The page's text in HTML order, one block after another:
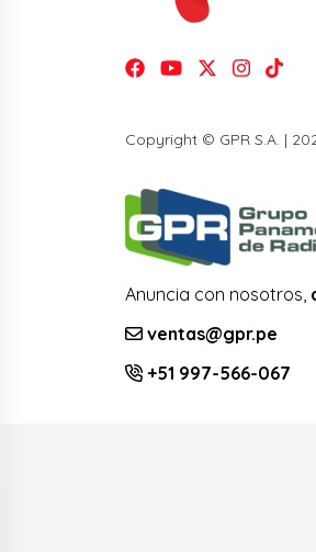
Copyright © GPR S.A. |
Anuncia con nosotros,
ventas@gpr.pe
+51 997-566-067